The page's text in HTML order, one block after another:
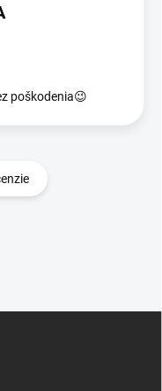
poškodenia😉